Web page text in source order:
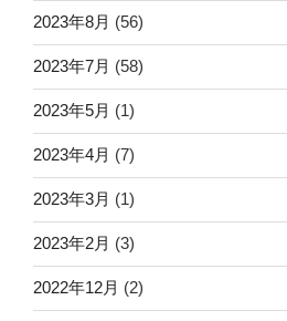
2023年8月 (56)
2023年7月 (58)
2023年5月 (1)
2023年4月 (7)
2023年3月 (1)
2023年2月 (3)
2022年12月 (2)